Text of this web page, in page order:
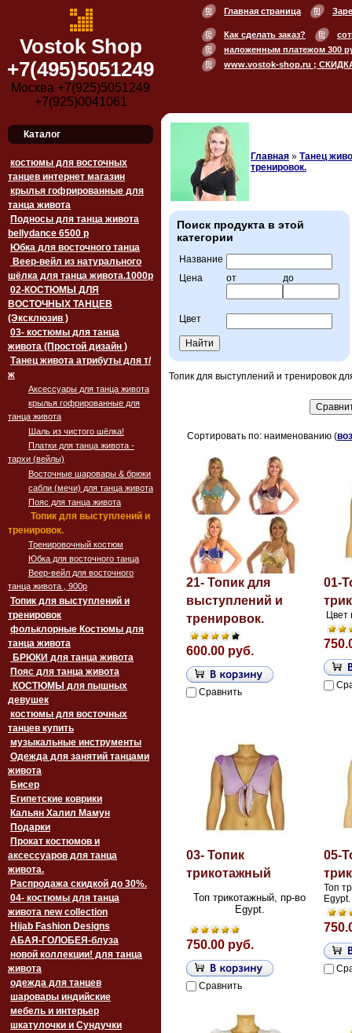
Vostok Shop
+7(495)5051249
Москва +7(925)5051249
+7(925)0041061
Главная страница
Как сделать заказ?
наложенным платежом 300
www.vostok-shop.ru ;
Каталог
костюмы для восточных
танцев интернет магазин
крылья гофрированные для
танца живота
Подносы для танца живота
bellydance 6500 p
Юбка для восточного танца
Веер-вейл из натурального
шёлка для танца живота.1000p
02-КОСТЮМЫ ДЛЯ
ВОСТОЧНЫХ ТАНЦЕВ
(Эксклюзив )
03- костюмы для танца
живота (Простой дизайн )
Танец живота атрибуты для т/
ж
Аксессуары для танца живота
крылья гофрированные для
танца живота
Шаль из чистого шёлка!
Платки для танца живота -
тархи (вейлы)
Восточные шаровары & брюки
сабли (мечи) для танца живота
Пояс для танца живота
Топик для выступлений и
тренировок.
Тренировочный костюм
Юбка для восточного танца
Веер-вейл для восточного
танца живота , 900p
Топик для выступлений и
тренировок
фольклорные Костюмы для
танца живота
БРЮКИ для танца живота
Пояс для танца живота
девушек
костюмы для восточных
танцев купить
музыкальные инструменты
Одежда для занятий танцами
живота
Бисер
Египетские коврики
Кальян Халил Мамун
Подарки
Прокат костюмов и
аксессуаров для танца
живота.
Распродажа скидкой до 30%.
04- костюмы для танца
живота new collection
Hijab Fashion Designs
АБАЯ-ГОЛОБЕЯ-блуза
новой коллекции! для танца
живота
одежда для танцев
шаровары индийские
мебель и интерьер
шкатулочки и Сундучки
Главная » Танец
тренировок.
Поиск продукта в этой
категории
Название
Цена
от до
Цвет
Топик для выступлений и тренировок
Сортировать по: наименованию (
21- Топик для
выступлений и
тренировок.
600.00 руб.
Сравнить
01-
Цвет
03- Топик
трикотажный
Топ трикотажный, пр-во
Egypt.
750.00 руб.
Сравнить
05-
Топ
Egypt.